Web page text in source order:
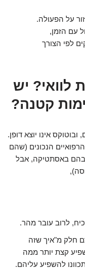
על הפעולה.
עם הזמן,
לפי הצורך
לוואי? יש
קטנה?
ובוטוקס אינו יוצא דופן.
הנכונים (שהם
בהם באסתטיקה, אבל
לרוב עובר מהר.
חלק מ"איך שזה
קצת יותר ממה
להשפיע עליהם.